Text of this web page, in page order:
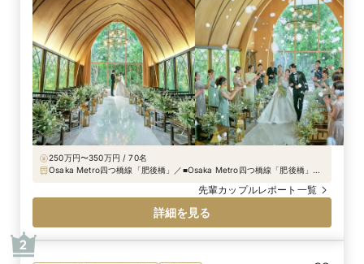
250万円〜350万円 / 70名
Osaka Metro四つ橋線「肥後橋」／■Osaka Metro四つ橋線「肥後橋」駅
橋」駅から徒歩5分 ■京阪中之島線「渡辺橋」駅から徒歩5分
先輩カップルレポート一覧
詳細を見る
2